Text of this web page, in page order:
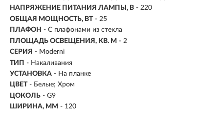
НАПРЯЖЕНИЕ ПИТАНИЯ ЛАМПЫ, В - 220
ОБЩАЯ МОЩНОСТЬ, ВТ - 25
ПЛАФОН - С плафонами из стекла
ПЛОЩАДЬ ОСВЕЩЕНИЯ, КВ. М - 2
СЕРИЯ - Moderni
ТИП - Накаливания
УСТАНОВКА - На планке
ЦВЕТ - Белые; Хром
ЦОКОЛЬ - G9
ШИРИНА, ММ - 120